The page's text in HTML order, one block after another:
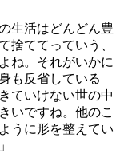
生活はどんどん豊
捨ててっていう、
ね。それがいかに
も反省している
ていけない世の中
いですね。他のこ
うに形を整えてい